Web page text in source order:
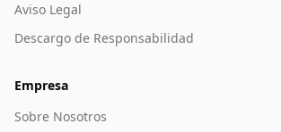
Aviso Legal
Descargo de Responsabilidad
Empresa
Sobre Nosotros